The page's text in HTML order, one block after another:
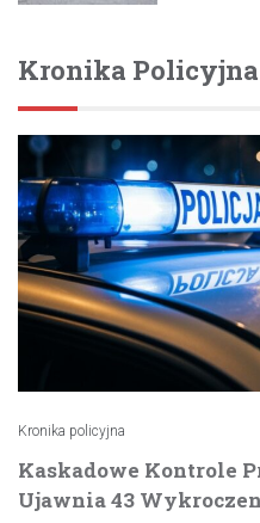
Kronika Policyjna
Kronika policyjna
Kaskadowe Kontrole
Ujawnia 43